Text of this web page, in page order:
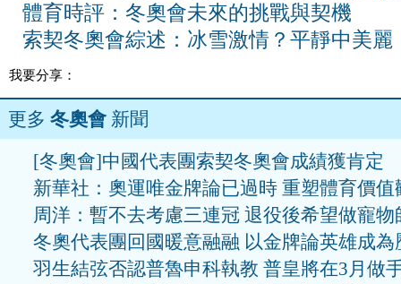
體育時評：冬奧會未來的挑戰與契機
索契冬奧會綜述：冰雪激情？平靜中美麗
我要分享：
更多 冬奧會新聞
[冬奧會]中國代表團索契冬奧會成績獲肯定
新華社：奧運唯金牌論已過時 重塑體育價值
周洋：暫不去考慮三連冠 退役後希望做寵物
冬奧代表團回國暖意融融 以金牌論英雄成為
羽生結弦否認普魯申科執教 普皇將在3月做